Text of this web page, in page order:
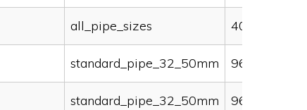
all_pipe_sizes 40000
standard_pipe_32_50mm 96000
standard_pipe_32_50mm 96000